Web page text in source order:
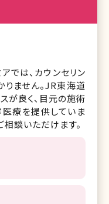
では、カウンセリン
ません。JR東海道
が良く、目元の施術
療を提供していま
相談いただけます。